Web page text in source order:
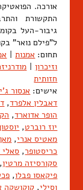
אורכה.
התקשורת
גיבור-העל
ל"פילם נואר"
תחום: אמנות |
וזיכרון |
חזותית
אישים: אנסור
דאבלין אלפרד,
הופר אדוארד,
יוז רוברט,
מאטיס אנרי,
כריסטופר, סאלי
סקורסיזה מרטין,
פיקאסו פבלו,
וסילי, קוקושקה